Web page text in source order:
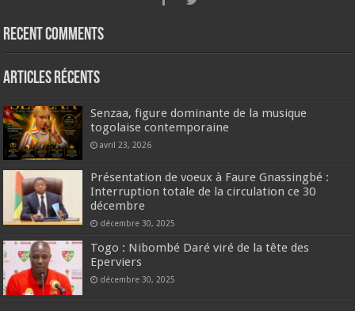
Recent Comments
Articles récents
Senzaa, figure dominante de la musique
togolaise contemporaine
avril 23, 2026
Présentation de voeux à Faure Gnassingbé :
Interruption totale de la circulation ce 30
décembre
décembre 30, 2025
Togo : Nibombé Daré viré de la tête des
Eperviers
décembre 30, 2025